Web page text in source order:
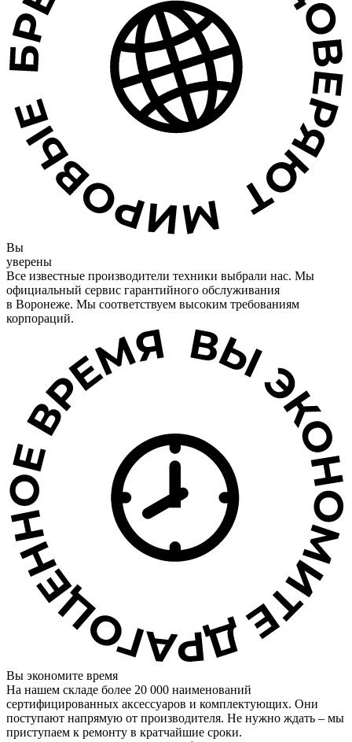
Вы
уверены
Все известные производители техники выбрали нас. Мы
официальный сервис гарантийного обслуживания
в Воронеже. Мы соответствуем высоким требованиям
корпораций.
Вы экономите время
На нашем складе более 20 000 наименований
сертифицированных аксессуаров и комплектующих. Они
поступают напрямую от производителя. Не нужно ждать – мы
приступаем к ремонту в кратчайшие сроки.